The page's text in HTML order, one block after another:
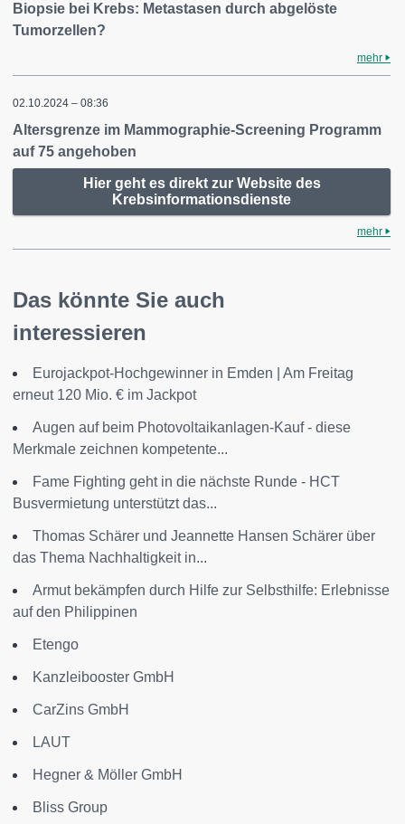
Biopsie bei Krebs: Metastasen durch abgelöste
Tumorzellen?
mehr
02.10.2024 – 08:36
Altersgrenze im Mammographie-Screening Programm
auf 75 angehoben
Hier geht es direkt zur Website des
Krebsinformationsdienste
mehr
Das könnte Sie auch
interessieren
Eurojackpot-Hochgewinner in Emden | Am Freitag
erneut 120 Mio. € im Jackpot
Augen auf beim Photovoltaikanlagen-Kauf - diese
Merkmale zeichnen kompetente...
Fame Fighting geht in die nächste Runde - HCT
Busvermietung unterstützt das...
Thomas Schärer und Jeannette Hansen Schärer über
das Thema Nachhaltigkeit in...
Armut bekämpfen durch Hilfe zur Selbsthilfe: Erlebnisse
auf den Philippinen
Etengo
Kanzleibooster GmbH
CarZins GmbH
LAUT
Hegner & Möller GmbH
Bliss Group